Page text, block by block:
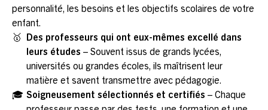
personnalité, les besoins et les objectifs scolaires de votre
enfant.
🥇
Des professeurs qui ont eux-mêmes excellé dans
leurs études – Souvent issus de grands lycées,
universités ou grandes écoles, ils maîtrisent leur
matière et savent transmettre avec pédagogie.
🎓 Soigneusement sélectionnés et certifiés – Chaque